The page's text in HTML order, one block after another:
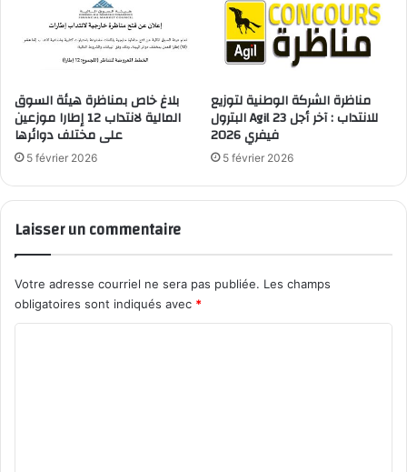
بلاغ خاص بمناظرة هيئة السوق
المالية لانتداب 12 إطارا موزعين
على مختلف دوائرها
5 février 2026
مناظرة الشركة الوطنية لتوزيع
البترول Agil للانتداب : آخر أجل 23
فيفري 2026
5 février 2026
Laisser un commentaire
Votre adresse courriel ne sera pas publiée. Les champs
obligatoires sont indiqués avec *